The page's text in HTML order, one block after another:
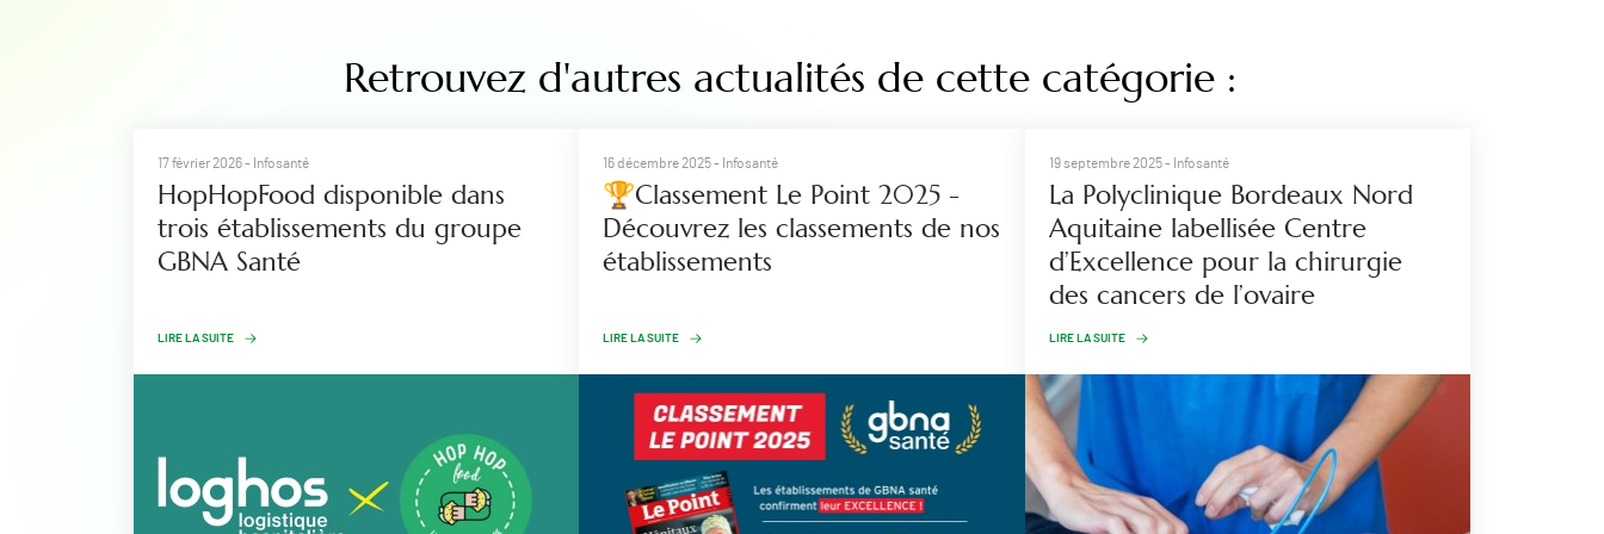
Retrouvez d'autres actualités de cette catégorie :
17 février 2026- Infosanté
HopHopFood disponible dans
trois établissements du groupe
GBNA Santé
LIRE LA SUITE
16 décembre 2025- Infosanté
🏆Classement Le Point 2025 -
Découvrez les classements de nos
établissements
LIRE LA SUITE
19 septembre 2025- Infosanté
La Polyclinique Bordeaux Nord
Aquitaine labellisée Centre
d’Excellence pour la chirurgie
des cancers de l’ovaire
LIRE LA SUITE